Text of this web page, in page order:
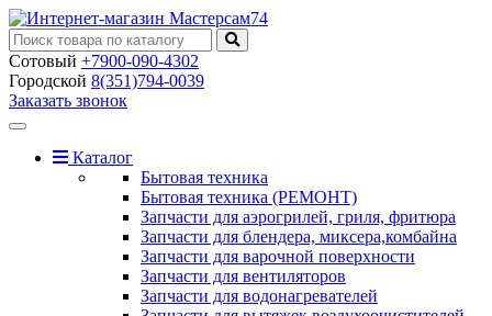
Сотовый +7900-090-4302
Городской 8(351)794-0039
Заказать звонок
Toggle
navigationКаталог
Бытовая техника
Бытовая техника (РЕМОНТ)
Запчасти для аэрогрилей, гриля, фритюра
Запчасти для блендера, миксера,комбайна
Запчасти для варочной поверхности
Запчасти для вентиляторов
Запчасти для водонагревателей